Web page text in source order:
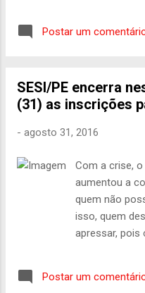
votação
votos contra a
três
Agência Brasil
Rousseff.
Temer
do Senado. O
aplausos por
Michel
Supremo
Postar um
SESI/PE encerra
(31) as inscrições
- agosto 31, 2016
Com a crise,
aumentou a
quem não
isso, quem
apressar, pois
Jovens e
Postar um